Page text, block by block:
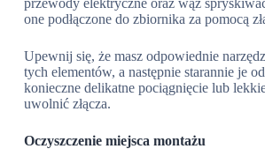
one podłączone do zbiornika za pomocą
Upewnij się, że masz odpowiednie
tych elementów, a następnie starannie je
konieczne delikatne pociągnięcie lub
uwolnić złącza.
Oczyszczenie miejsca montażu